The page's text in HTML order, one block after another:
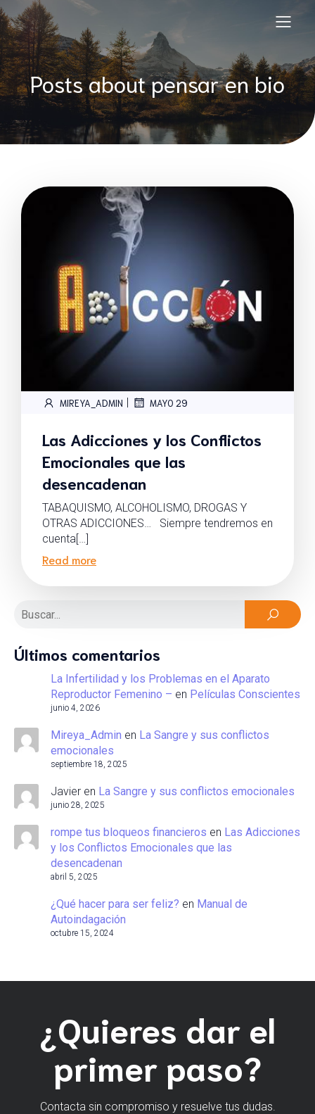
Posts about pensar en bio
MIREYA_ADMIN | MAYO 29
Las Adicciones y los Conflictos
Emocionales que las
desencadenan
TABAQUISMO, ALCOHOLISMO, DROGAS Y
OTRAS ADICCIONES… Siempre tendremos en
cuenta[…]
Read more
Últimos comentarios
La Infertilidad y los Problemas en el Aparato
Reproductor Femenino – en Películas Conscientes
junio 4, 2026
Mireya_Admin en La Sangre y sus conflictos
emocionales
septiembre 18, 2025
Javier en La Sangre y sus conflictos emocionales
junio 28, 2025
rompe tus bloqueos financieros en Las Adicciones
y los Conflictos Emocionales que las
desencadenan
abril 5, 2025
¿Qué hacer para ser feliz? en Manual de
Autoindagación
octubre 15, 2024
¿Quieres dar el
primer paso?
Contacta sin compromiso y resuelve tus dudas.